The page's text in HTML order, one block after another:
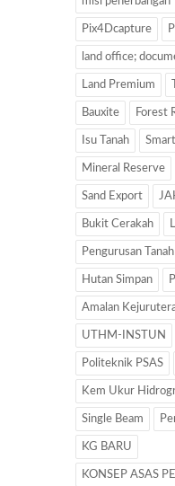
Pix4Dcapture
land office;
Land Premium
Bauxite Forest
Isu Tanah
Mineral Reserve
Sand Export
Bukit Cerakah
Pengurusan
Hutan Simpan
Amalan
UTHM-INSTUN
Politeknik PSAS
Kem Ukur
Single Beam
KG BARU
KONSEP ASAS